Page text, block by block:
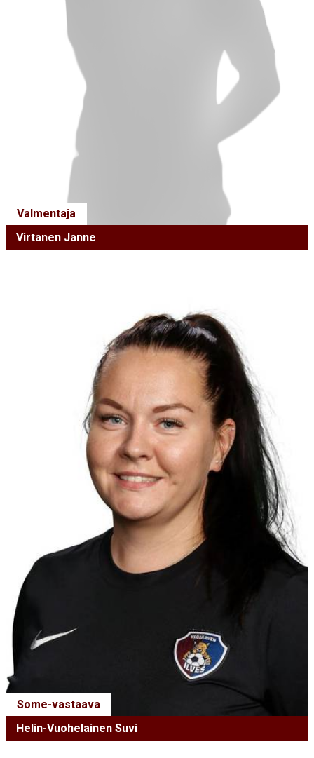
Valmentaja
Virtanen Janne
Some-vastaava
Helin-Vuohelainen Suvi